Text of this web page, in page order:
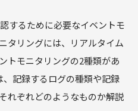
するために必要なイベントモ
タリングには、リアルタイム
トモニタリングの2種類があ
、記録するログの種類や記録
れぞれどのようなものか解説